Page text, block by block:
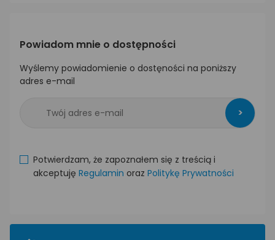
Powiadom mnie o dostępności
Wyślemy powiadomienie o dostęności na poniższy
adres e-mail
>
Potwierdzam, że zapoznałem się z treścią i
akceptuję Regulamin oraz Politykę Prywatności